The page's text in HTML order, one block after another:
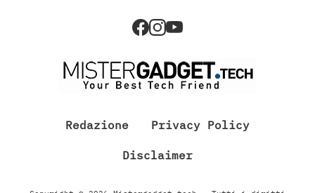
Redazione Privacy Policy
Disclaimer